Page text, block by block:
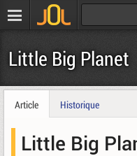
Little Big Planet
Article Historique
Little Big